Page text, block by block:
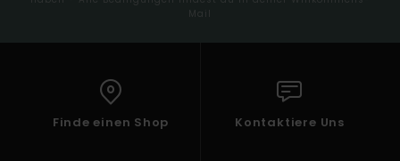
Mail
Finde einen Shop Kontaktiere Uns